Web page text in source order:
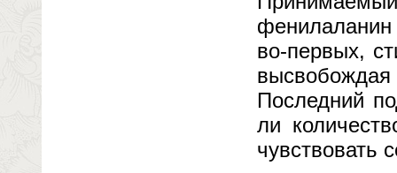
во-первых,
Последний
ли
чувствовать